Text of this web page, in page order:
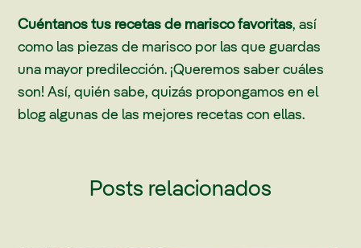
Cuéntanos tus recetas de marisco favoritas, así
como las piezas de marisco por las que guardas
una mayor predilección. ¡Queremos saber cuáles
son! Así, quién sabe, quizás propongamos en el
blog algunas de las mejores recetas con ellas.
Posts relacionados